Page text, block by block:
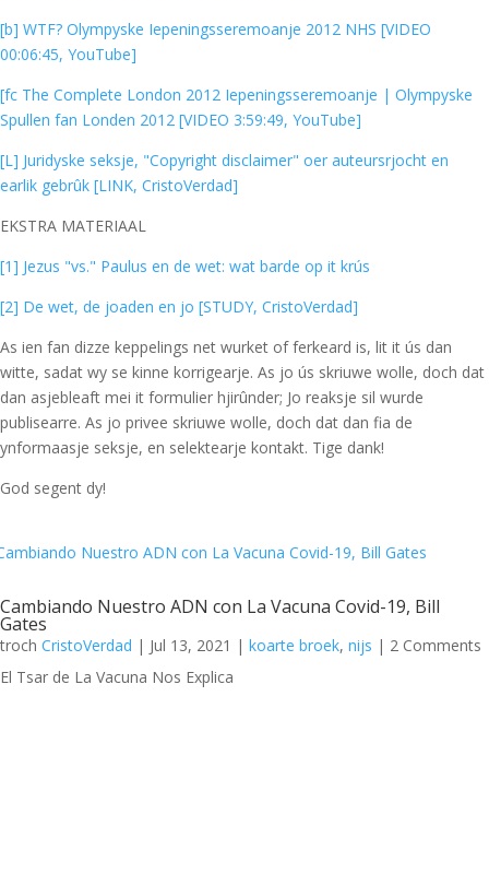
[b] WTF? Olympyske Iepeningsseremoanje 2012 NHS [VIDEO
00:06:45, YouTube]
[fc The Complete London 2012 Iepeningsseremoanje | Olympyske
Spullen fan Londen 2012 [VIDEO 3:59:49, YouTube]
[L] Juridyske seksje, "Copyright disclaimer" oer auteursrjocht en
earlik gebrûk [LINK, CristoVerdad]
EKSTRA MATERIAAL
[1] Jezus "vs." Paulus en de wet: wat barde op it krús
[2] De wet, de joaden en jo [STUDY, CristoVerdad]
As ien fan dizze keppelings net wurket of ferkeard is, lit it ús dan
witte, sadat wy se kinne korrigearje. As jo ús skriuwe wolle, doch dat
dan asjebleaft mei it formulier hjirûnder; Jo reaksje sil wurde
publisearre. As jo privee skriuwe wolle, doch dat dan fia de
ynformaasje seksje, en selektearje kontakt. Tige dank!
God segent dy!
Cambiando Nuestro ADN con La Vacuna Covid-19, Bill
Gates
troch CristoVerdad | Jul 13, 2021 | koarte broek, nijs | 2 Comments
El Tsar de La Vacuna Nos Explica